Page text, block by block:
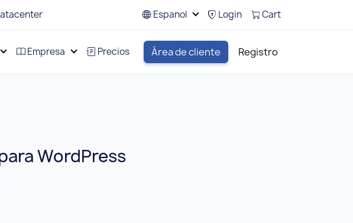
Espanol Login Cart
Empresa Precios Área de cliente Registro
WordPress